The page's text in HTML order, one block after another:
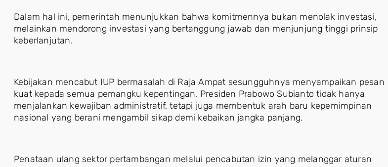
Dalam hal ini, pemerintah menunjukkan bahwa komitmennya bukan menolak investasi,
melainkan mendorong investasi yang bertanggung jawab dan menjunjung tinggi prinsip
keberlanjutan.
Kebijakan mencabut IUP bermasalah di Raja Ampat sesungguhnya menyampaikan pesan
kuat kepada semua pemangku kepentingan. Presiden Prabowo Subianto tidak hanya
menjalankan kewajiban administratif, tetapi juga membentuk arah baru kepemimpinan
nasional yang berani mengambil sikap demi kebaikan jangka panjang.
Penataan ulang sektor pertambangan melalui pencabutan izin yang melanggar aturan